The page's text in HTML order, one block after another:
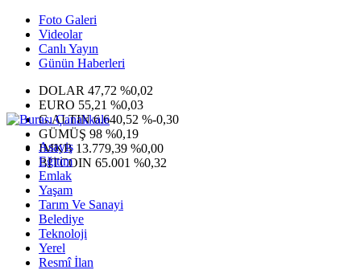
Foto Galeri
Videolar
Canlı Yayın
Günün Haberleri
DOLAR 47,72 %0,02
EURO 55,21 %0,03
G.ALTIN6.640,52 %-0,30
GÜMÜŞ 98 %0,19
IMKB 13.779,39 %0,00
BITCOIN 65.001 %0,32
Asayiş
Eğitim
Emlak
Yaşam
Tarım Ve Sanayi
Belediye
Teknoloji
Yerel
Resmî İlan